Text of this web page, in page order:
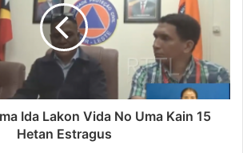
Ida Lakon Vida No Uma Kain 15
Hetan Estragus